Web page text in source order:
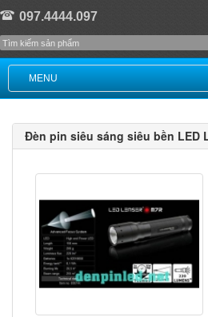
097.4444.097
MENU
Đèn pin siêu sáng siêu bền LED